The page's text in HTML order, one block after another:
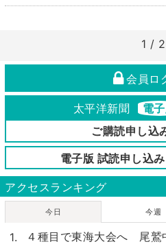
1 / 2
会員ロ
太平洋新聞 電
ご購読申し込
電子版 試読申し込み
アクセスランキング
今日 今週
４種目で東海大会へ 尾